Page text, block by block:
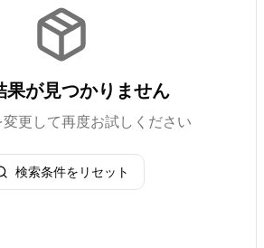
果が見つかりません
更して再度お試しください
検索条件をリセット